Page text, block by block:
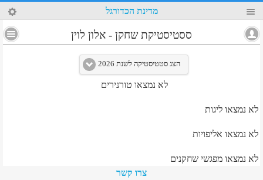
53 מדינת הכדורגל
ססטיסטיקת שחקן - אלון לוין
הצג סטטיסטיקה לשנת 2026
לא נמצאו טורנירים
לא נמצאו ליגות
לא נמצאו אליפויות
לא נמצאו מפגשי שחקנים
צרו קשר
4